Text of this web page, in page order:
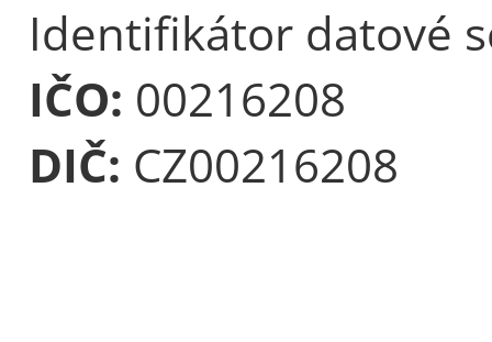
Identifikátor datové
IČO: 00216208
DIČ: CZ00216208